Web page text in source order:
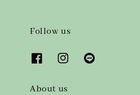
Follow us
About us